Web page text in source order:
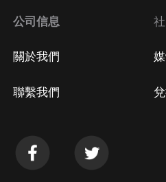
公司信息
關於我們
聯繫我們